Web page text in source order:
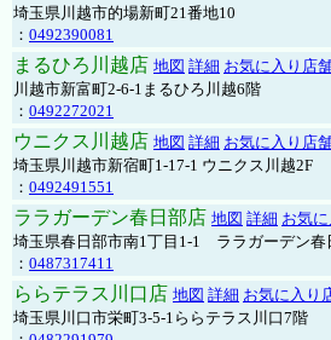
埼玉県川越市的場新町21番地10
： 0492390081
まるひろ川越店 地図 詳細 お気に入り店
川越市新富町2-6-1まるひろ川越6階
： 0492272021
ウニクス川越店 地図 詳細 お気に入り店
埼玉県川越市新宿町1-17-1 ウニクス川越2F
： 0492491551
ララガーデン春日部店 地図 詳細 お気
埼玉県春日部市南1丁目1-1 ララガーデン春
： 0487317411
ららテラス川口店 地図 詳細 お気に入り
埼玉県川口市栄町3-5-1ららテラス川口7階